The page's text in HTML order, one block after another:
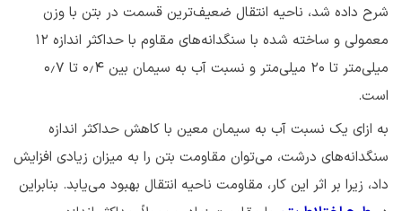
شرح داده شد، ناحیه انتقال ضعیف‌ترین قسمت در بتن با وزن
معمولی و ساخته شده با سنگدانه‌های مقاوم با حداکثر اندازه 12
میلی‌متر تا 20 میلی‌متر و نسبت آب به سیمان بین ۰٫۴ تا ۰٫۷
است.
به ازای یک نسبت آب به سیمان معین با کاهش حداکثر اندازه
سنگدانه‌های درشت، می‌توان مقاومت بتن را به میزان زیادی افزایش
داد، زیرا بر اثر این کار، مقاومت ناحیه انتقال بهبود می‌یابد. بنابراین